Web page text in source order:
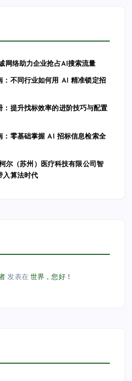
网络助力企业抢占AI搜索流量
：不同行业如何用 AI 精准锁定招
：提升找标效率的进阶技巧与配置
：零基础掌握 AI 招标信息检索全
柯尔（苏州）医疗科技有限公司智
入算法时代
发表在世界，您好！